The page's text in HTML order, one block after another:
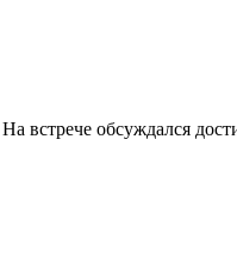
встрече обсуждался